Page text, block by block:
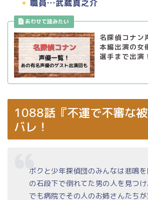
職員…武蔵真之介
名探偵コナン
本編出演の
選手まで出演！
1088話『不運で不審な
バレ！
ボクと少年探偵団のみんなは悲鳴
の石段下で倒れてた男の人を見つけ
でも病院でその人のお姉さんたち